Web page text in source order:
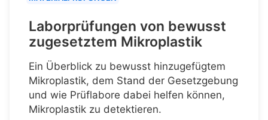
Laborprüfungen von bewusst
zugesetztem Mikroplastik
Ein Überblick zu bewusst hinzugefügtem
Mikroplastik, dem Stand der Gesetzgebung
und wie Prüflabore dabei helfen können,
Mikroplastik zu detektieren.